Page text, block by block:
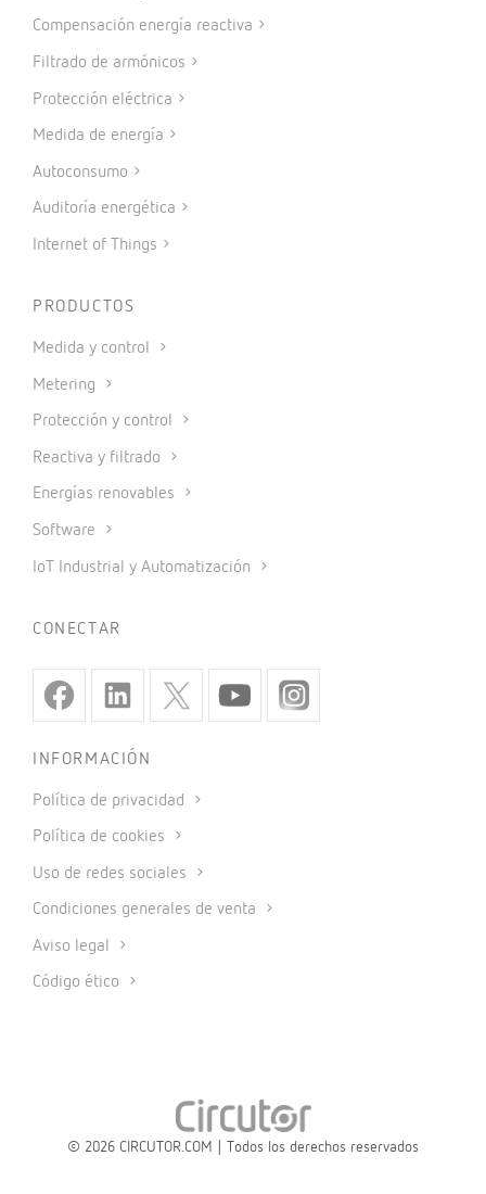
Compensación energía reactiva
Filtrado de armónicos
Protección eléctrica
Medida de energía
Autoconsumo
Auditoría energética
Internet of Things
PRODUCTOS
Medida y control
Metering
Protección y control
Reactiva y filtrado
Energías renovables
Software
IoT Industrial y Automatización
CONECTAR
INFORMACIÓN
Política de privacidad
Política de cookies
Uso de redes sociales
Condiciones generales de venta
Aviso legal
Código ético
© 2026 CIRCUTOR.COM | Todos los derechos reservados